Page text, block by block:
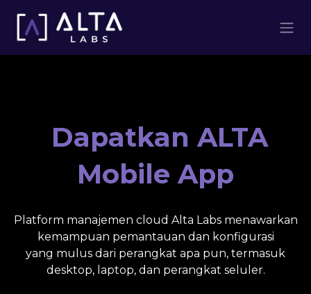
​Dapatkan ALTA
Mobile App
Platform manajemen cloud Alta Labs menawarkan
kemampuan pemantauan dan konfigurasi
yang mulus dari perangkat apa pun, termasuk
desktop, laptop, dan perangkat seluler.